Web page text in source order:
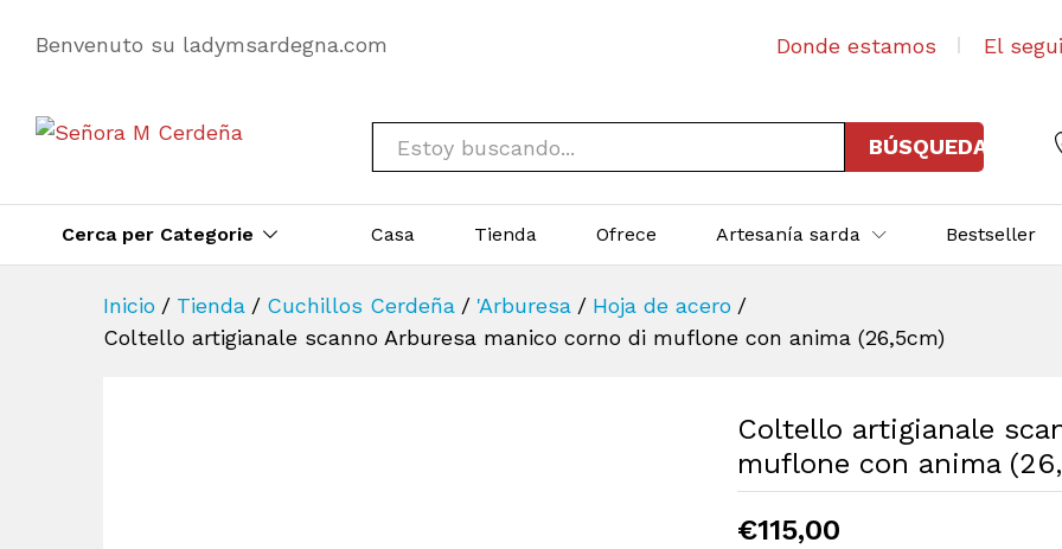
Benvenuto su ladymsardegna.com Donde estamos El
All BÚSQUEDA
Cerca per Categorie Casa Tienda Ofrece Artesanía sarda Bestseller
Inicio / Tienda / Cuchillos Cerdeña / 'Arburesa / Hoja de acero /
Coltello artigianale scanno Arburesa manico corno di muflone con anima (26,5cm)
Coltello artigianale
muflone con anima
€115,00